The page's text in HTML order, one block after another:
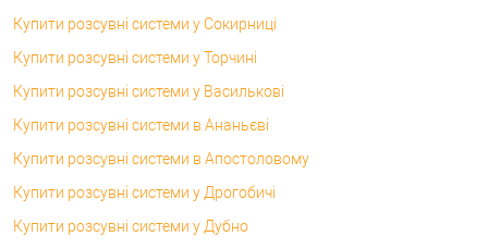
Купити розсувні системи у Сокирниці
Купити розсувні системи у Торчині
Купити розсувні системи у Василькові
Купити розсувні системи в Ананьєві
Купити розсувні системи в Апостоловому
Купити розсувні системи у Дрогобичі
Купити розсувні системи у Дубно